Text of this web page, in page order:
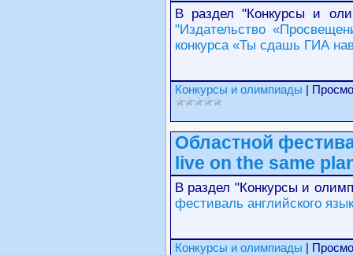
В раздел "Конкурсы и
"Издательство
конкурса «Ты сдашь ГИА
Конкурсы и олимпиады |
Областной
live on the same
В раздел "Конкурсы и
фестиваль английского
Конкурсы и олимпиады |